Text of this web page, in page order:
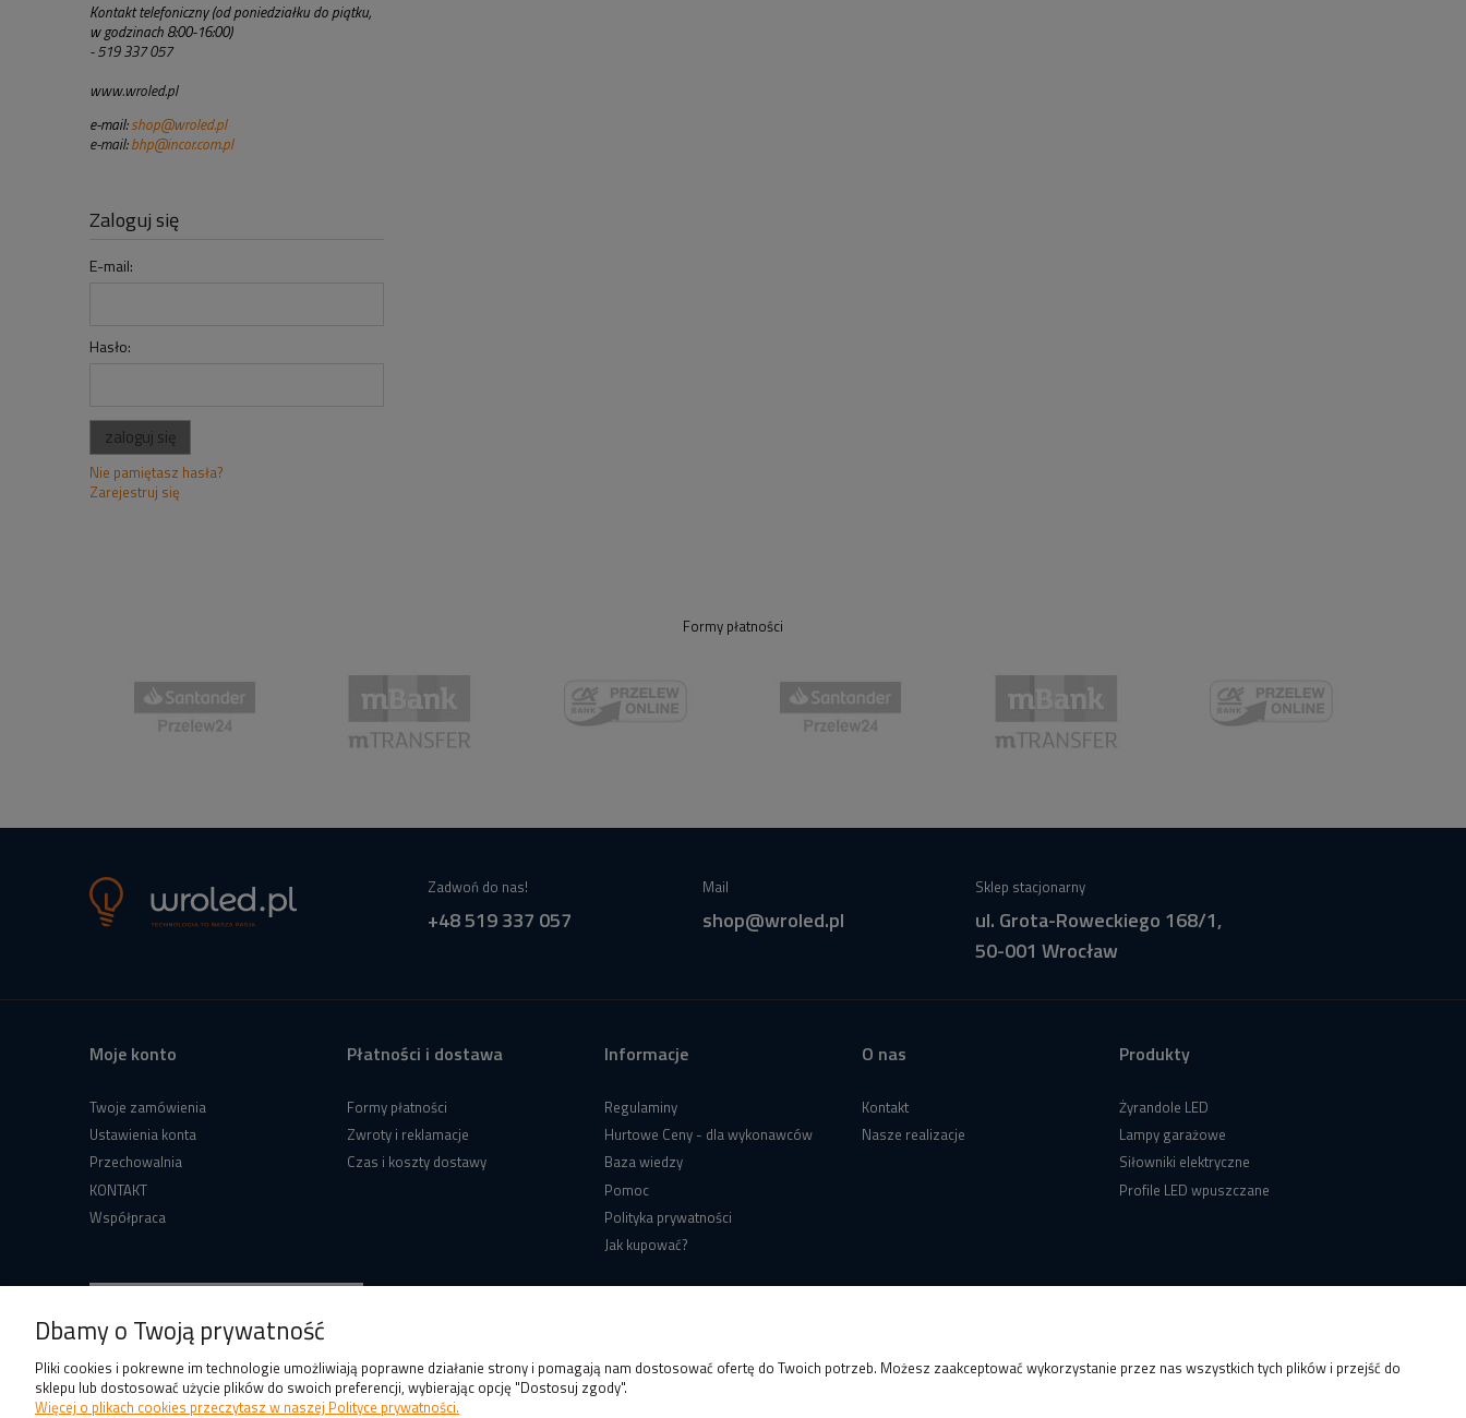
Kontakt telefoniczny (od poniedziałku do piątku,
w godzinach 8:00-16:00)
- 519 337 057
www.wroled.pl
e-mail: shop@wroled.pl
e-mail:bhp@incor.com.pl
Zaloguj się
E-mail:
Hasło:
zaloguj się
Nie pamiętasz hasła?
Zarejestruj się
Formy płatności
Zadwoń do nas!
+48 519 337 057
Mail
shop@wroled.pl
Sklep stacjonarny
ul. Grota-Roweckiego 168/1,
50-001 Wrocław
Moje konto
Twoje zamówienia
Ustawienia konta
Przechowalnia
KONTAKT
Współpraca
Płatności i dostawa
Formy płatności
Zwroty i reklamacje
Czas i koszty dostawy
Informacje
Regulaminy
Hurtowe Ceny - dla wykonawców
Baza wiedzy
Pomoc
Polityka prywatności
Jak kupować?
O nas
Kontakt
Nasze realizacje
Produkty
Żyrandole LED
Lampy garażowe
Siłowniki elektryczne
Profile LED wpuszczane
Dbamy o Twoją prywatność
Pliki cookies i pokrewne im technologie umożliwiają poprawne działanie strony i pomagają nam dostosować ofertę do Twoich potrzeb. Możesz zaakceptować wykorzystanie przez nas wszystkich tych plików i przejść do
sklepu lub dostosować użycie plików do swoich preferencji, wybierając opcję "Dostosuj zgody".
Więcej o plikach cookies przeczytasz w naszej Polityce prywatności.